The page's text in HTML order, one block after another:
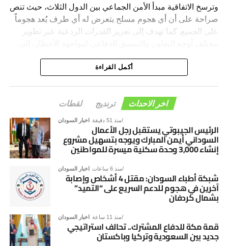
وترسخ الاتفاقية مبدأ الأمن الجماعي بين الدول الثلاث، حيث تنص
صراحة على أن أي هجوم مسلح يتعرض له أي طرف يُعد هجوماً
على الجميع. كما تهدف إلى تعزيز القدرات الردعية عبر تطوير
والسلام في المنطقة والعالم.أكمل القراءة
اخر الاحداث ترنديج لقطات
اخبار السودان منذ 51 دقيقة
الرئيس الجيبوتي يستقبل رجل الأعمال
السوداني أيمن المبارك ويوجه بتسهيل مشروع
إنشاء 3,000 وحدة سكنية ميسرة للمواطنين
اخبار السودان منذ 6 ساعات
شبكة أطباء السودان: مقتل 4 أشخاص وإصابة
آخرين في هجوم للدعم السريع على “التميد”
بشمال كردفان
اخبار السودان منذ 11 ساعة
قمة مكة للدفاع المشترك.. تحالف استراتيجي
جديد بين السعودية وتركيا وباكستان